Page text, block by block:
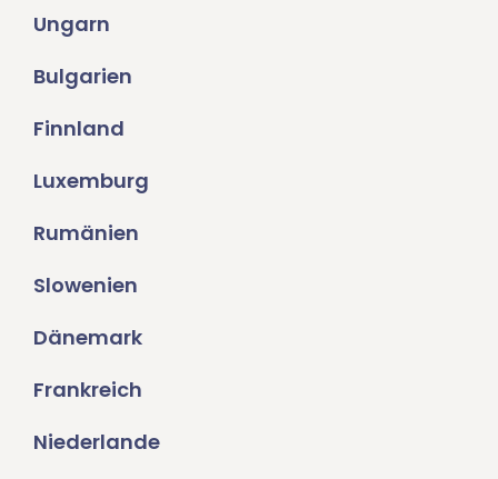
Ungarn
Bulgarien
Finnland
Luxemburg
Rumänien
Slowenien
Dänemark
Frankreich
Niederlande